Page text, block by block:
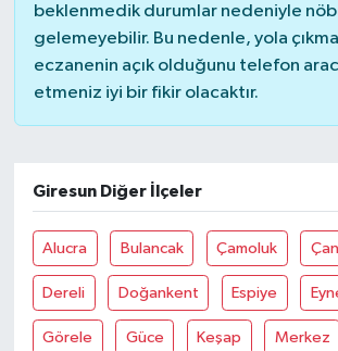
beklenmedik durumlar nedeniyle
gelemeyebilir. Bu nedenle, yola
eczanenin açık olduğunu telefon
etmeniz iyi bir fikir olacaktır.
Giresun Diğer İlçeler
Alucra Bulancak Çamoluk
Dereli Doğankent Espiye
Görele Güce Keşap Merkez